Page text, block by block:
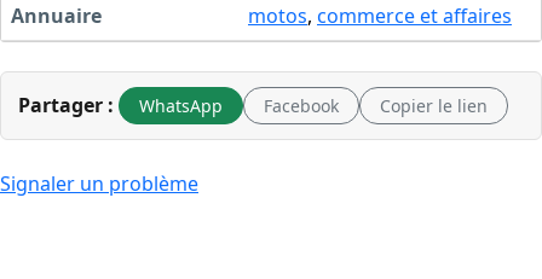
Annuaire
motos, commerce et affaires
Partager : WhatsApp Facebook Copier le lien
Signaler un problème